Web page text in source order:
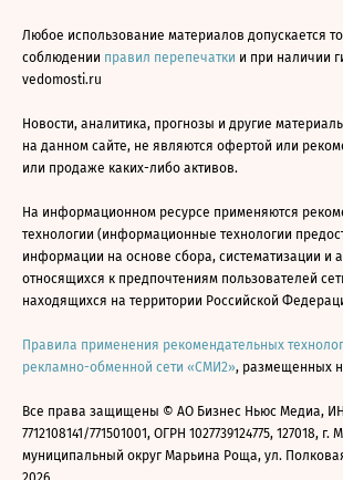
Любое использование материалов допускается
соблюдении правил перепечатки и при наличии
vedomosti.ru
Новости, аналитика, прогнозы и другие
на данном сайте, не являются офертой или
или продаже каких-либо активов.
На информационном ресурсе применяются
технологии (информационные технологии
информации на основе сбора, систематизации и
относящихся к предпочтениям пользователей
находящихся на территории Российской
Правила применения рекомендательных
рекламно-обменной сети «СМИ2», размещенных
Все права защищены © АО Бизнес Ньюс Медиа,
7712108141/771501001, ОГРН 1027739124775, 127018, г.
муниципальный округ Марьина Роща, ул.